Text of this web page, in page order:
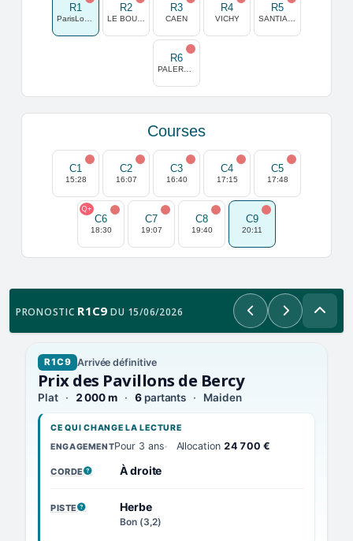
R1 R2 R3
CAEN
R4
VICHY
R5
R6
Courses
C1
15:28
C2
16:07
C3
16:40
C4
17:15
C5
17:48
C6
18:30
Q+
C7
19:07
C8
19:40
C9
20:11
PRONOSTIC R1C9 DU 15/06/2026 PrécédentSuivant
R1C9 Arrivée définitive
Prix des Pavillons de Bercy
Plat 2 000 m 6partants Maiden
CE QUI CHANGE LA LECTURE
ENGAGEMENTPour 3 ans Allocation 24 700 €
CORDE
, VOIR LA DÉFINITION
À droite
PISTE
, VOIR LA DÉFINITION
Herbe
Bon (3,2)